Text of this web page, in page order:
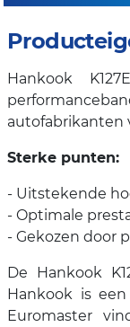
Hankook
autofabrikanten
Sterke punten:
- Uitstekende
- Optimale
- Gekozen door
De Hankook
Hankook is
Euromaster